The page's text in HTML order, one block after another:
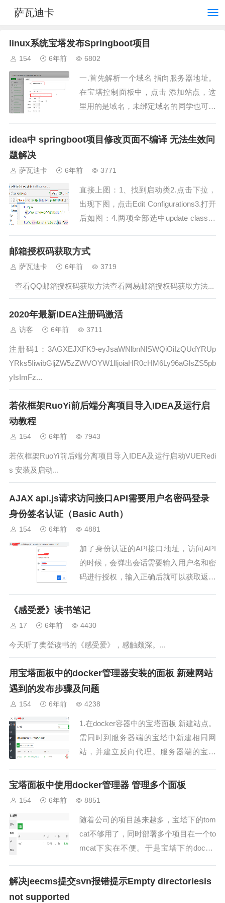
萨瓦迪卡
linux系统宝塔发布Springboot项目
154 6年前 6802
一.首先解析一个域名 指向服务器地址。
在宝塔控制面板中，点击 添加站点，这
里用的是域名，未绑定域名的同学也可以
动在 /www/wwwroot/ 目录...
idea中 springboot项目修改页面不编译 无法生效问
题解决
萨瓦迪卡 6年前 3771
直接上图：1、找到启动类2.点击下拉，
出现下图，点击Edit Configurations3.打开
后如图：4.两项全部选中update classes
邮箱授权码获取方式
萨瓦迪卡 6年前 3719
查看QQ邮箱授权码获取方法查看网易邮箱授权码获取方法...
2020年最新IDEA注册码激活
访客 6年前 3711
注册码1：3AGXEJXFK9-eyJsaWNlbnNlSWQiOiIzQUdYRUp
YRks5IiwibGljZW5zZWVOYW1lIjoiaHR0cHM6Ly96aGlsZS5pb
yIsImFz...
若依框架RuoYi前后端分离项目导入IDEA及运行启
动教程
154 6年前 7943
若依框架RuoYi前后端分离项目导入IDEA及运行启动VUERedi
s 安装及启动...
AJAX api.js请求访问接口API需要用户名密码登录
身份签名认证（Basic Auth）
154 6年前 4881
加了身份认证的API接口地址，访问API
的时候，会弹出会话需要输入用户名和密
码进行授权，输入正确后就可以获取返回
如下： 那么如何通过AJAX实现，...
《感受爱》读书笔记
17 6年前 4430
今天听了樊登读书的《感受爱》，感触颇深。...
用宝塔面板中的docker管理器安装的面板 新建网站
遇到的发布步骤及问题
154 6年前 4238
1.在docker容器中的宝塔面板 新建站点。
需同时到服务器端的宝塔中新建相同网
站，并建立反向代理。服务器端的宝塔
点。具体网站源码只放入docker容器中
宝塔面板中使用docker管理器 管理多个面板
154 6年前 8851
随着公司的项目越来越多，宝塔下的tom
cat不够用了，同时部署多个项目在一个to
mcat下实在不便。于是宝塔下的docker
多个宝塔面板，同时容纳更多个不同的项
解决jeecms提交svn报错提示Empty directoriesis
not supported